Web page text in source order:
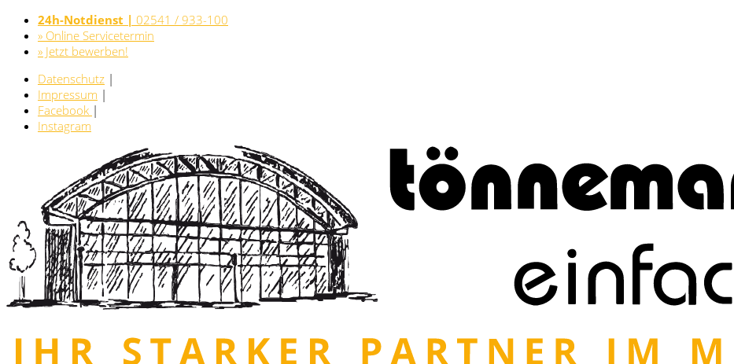
24h-Notdienst | 02541 / 933-100
» Online Servicetermin
» Jetzt bewerben!
Datenschutz |
Impressum |
Facebook |
Instagram